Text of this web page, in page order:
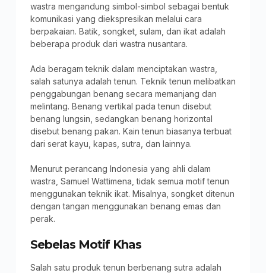
wastra mengandung simbol-simbol sebagai bentuk
komunikasi yang diekspresikan melalui cara
berpakaian. Batik, songket, sulam, dan ikat adalah
beberapa produk dari wastra nusantara.
Ada beragam teknik dalam menciptakan wastra,
salah satunya adalah tenun. Teknik tenun melibatkan
penggabungan benang secara memanjang dan
melintang. Benang vertikal pada tenun disebut
benang lungsin, sedangkan benang horizontal
disebut benang pakan. Kain tenun biasanya terbuat
dari serat kayu, kapas, sutra, dan lainnya.
Menurut perancang Indonesia yang ahli dalam
wastra, Samuel Wattimena, tidak semua motif tenun
menggunakan teknik ikat. Misalnya, songket ditenun
dengan tangan menggunakan benang emas dan
perak.
Sebelas Motif Khas
Salah satu produk tenun berbenang sutra adalah